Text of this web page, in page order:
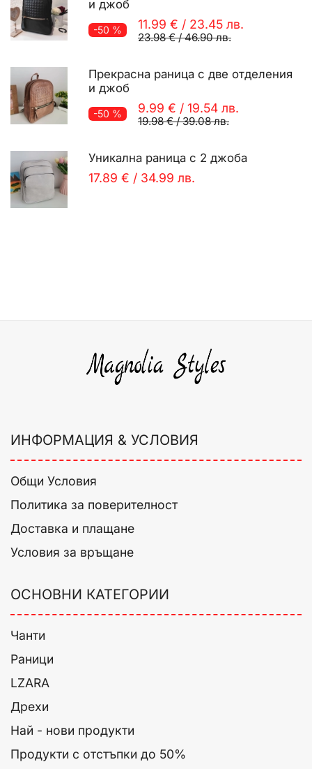
и джоб
-50 % 11.99 € / 23.45 лв.
23.98 €/46.90 лв.
Прекрасна раница с две отделения
и джоб
-50 % 9.99 € / 19.54 лв.
19.98 €/39.08 лв.
Уникална раница с 2 джоба
17.89 € / 34.99 лв.
ИНФОРМАЦИЯ & УСЛОВИЯ
Общи Условия
Политика за поверителност
Доставка и плащане
Условия за връщане
ОСНОВНИ КАТЕГОРИИ
Чанти
Раници
LZARA
Дрехи
Най - нови продукти
Продукти с отстъпки до 50%